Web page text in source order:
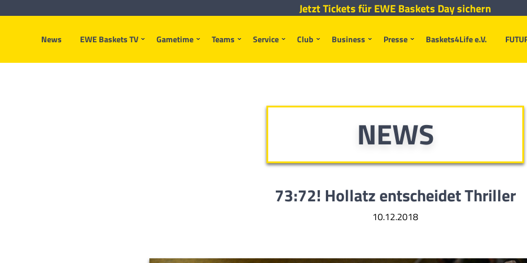
News EWE Baskets TV Gametime Teams Service Club Business Presse Baskets4Life e.V.
Jetzt Tickets für EWE Baskets Day sichern
NEWS
73:72! Hollatz entscheidet Thriller
10.12.2018